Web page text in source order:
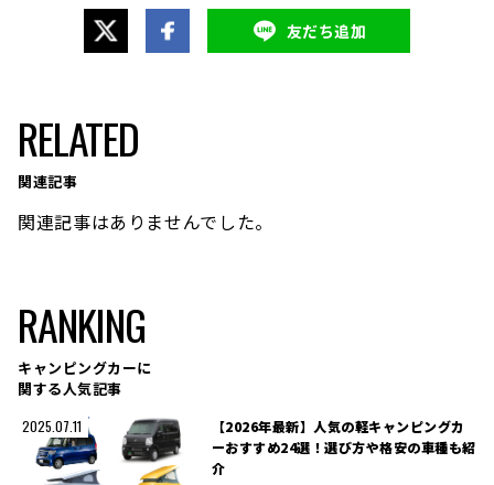
友だち追加
RELATED
関連記事
関連記事はありませんでした。
RANKING
キャンピングカーに
関する人気記事
2025.07.11
【2026年最新】人気の軽キャンピングカ
ーおすすめ24選！選び方や格安の車種も紹
介